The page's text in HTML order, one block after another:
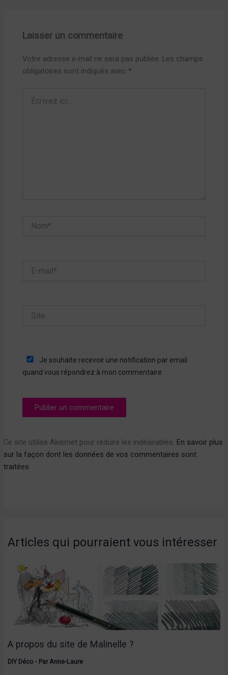
Laisser un commentaire
Votre adresse e-mail ne sera pas publiée. Les champs
obligatoires sont indiqués avec *
ici…
mail*
Je souhaite recevoir une notification par email
quand vous répondrez à mon commentaire.
Ce site utilise Akismet pour réduire les indésirables. En savoir plus
sur la façon dont les données de vos commentaires sont
traitées.
Articles qui pourraient vous intéresser
A propos du site de Malinelle ?
DIY Déco- ParAnne-Laure